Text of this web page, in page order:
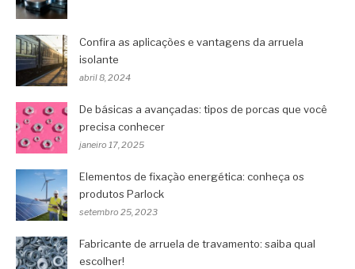
Confira as aplicações e vantagens da arruela
isolante
abril 8, 2024
De básicas a avançadas: tipos de porcas que você
precisa conhecer
janeiro 17, 2025
Elementos de fixação energética: conheça os
produtos Parlock
setembro 25, 2023
Fabricante de arruela de travamento: saiba qual
escolher!